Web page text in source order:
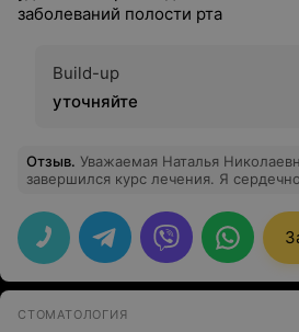
заболеваний полости рта
Build-up
уточняйте
Отзыв. Уважаемая Наталья
завершился курс лечения. Я
моих зубов. Спасибо вам за ваш
доброту, искренность и чуткость!
СТОМАТОЛОГИЯ